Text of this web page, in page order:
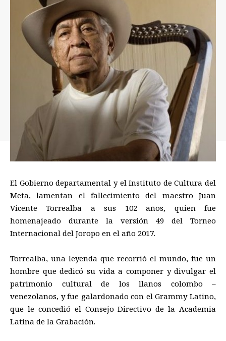
El Gobierno departamental y el Instituto de Cultura del
Meta, lamentan el fallecimientodel maestro Juan
Vicente Torrealba a sus 102 años, quien fue
homenajeado
durante la versión 49 del Torneo
Internacional del Joropo en el año 2017.
Torrealba, una leyenda que recorrió el mundo, fue un
hombre quededicó su vida a componer y divulgar el
patrimonio cultural de los llanos colombo –
venezolanos, yfue galardonado con el Grammy Latino,
que le concedió el Consejo Directivo de la Academia
Latina de la Grabación.